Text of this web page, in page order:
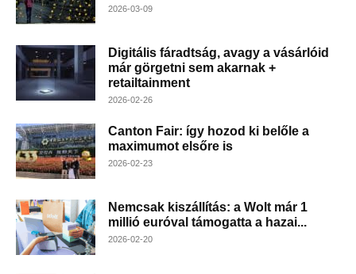
2026-03-09
Digitális fáradtság, avagy a vásárlóid
már görgetni sem akarnak +
retailtainment
2026-02-26
Canton Fair: így hozod ki belőle a
maximumot elsőre is
2026-02-23
Nemcsak kiszállítás: a Wolt már 1
millió euróval támogatta a hazai...
2026-02-20